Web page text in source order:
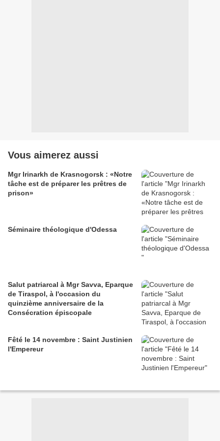
Vous aimerez aussi
Mgr Irinarkh de Krasnogorsk : «Notre
tâche est de préparer les prêtres de
prison»
Séminaire théologique d'Odessa
Salut patriarcal à Mgr Savva, Eparque
de Tiraspol, à l'occasion du
quinzième anniversaire de la
Consécration épiscopale
Fêté le 14 novembre : Saint Justinien
l'Empereur